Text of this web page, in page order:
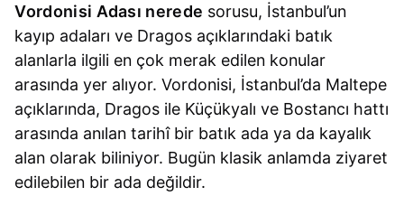
Vordonisi Adası nerede sorusu, İstanbul’un
kayıp adaları ve Dragos açıklarındaki batık
alanlarla ilgili en çok merak edilen konular
arasında yer alıyor. Vordonisi, İstanbul’da Maltepe
açıklarında, Dragos ile Küçükyalı ve Bostancı hattı
arasında anılan tarihî bir batık ada ya da kayalık
alan olarak biliniyor. Bugün klasik anlamda ziyaret
edilebilen bir ada değildir.